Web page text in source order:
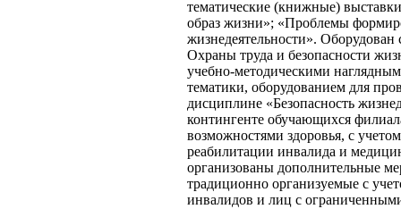
тематические (книжные)
образ жизни»; «Проблемы
жизнедеятельности».
Охраны труда и безопасности
учебно-методическими
тематики, оборудованием для
дисциплине «Безопасность
контингенте обучающихся
возможностями здоровья, с
реабилитации инвалида и
организованы дополнительные
традиционно организуемые с
инвалидов и лиц с